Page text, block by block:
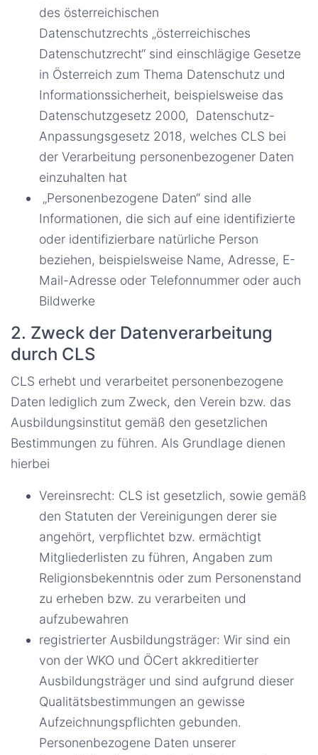
des österreichischen
Datenschutzrechts „österreichisches
Datenschutzrecht“ sind einschlägige Gesetze
in Österreich zum Thema Datenschutz und
Informationssicherheit, beispielsweise das
Datenschutzgesetz 2000, Datenschutz-
Anpassungsgesetz 2018, welches CLS bei
der Verarbeitung personenbezogener Daten
einzuhalten hat
„Personenbezogene Daten“ sind alle
Informationen, die sich auf eine identifizierte
oder identifizierbare natürliche Person
beziehen, beispielsweise Name, Adresse, E-
Mail-Adresse oder Telefonnummer oder auch
Bildwerke
2. Zweck der Datenverarbeitung
durch CLS
CLS erhebt und verarbeitet personenbezogene
Daten lediglich zum Zweck, den Verein bzw. das
Ausbildungsinstitut gemäß den gesetzlichen
Bestimmungen zu führen. Als Grundlage dienen
hierbei
Vereinsrecht: CLS ist gesetzlich, sowie gemäß
den Statuten der Vereinigungen derer sie
angehört, verpflichtet bzw. ermächtigt
Mitgliederlisten zu führen, Angaben zum
Religionsbekenntnis oder zum Personenstand
zu erheben bzw. zu verarbeiten und
aufzubewahren
registrierter Ausbildungsträger: Wir sind ein
von der WKO und ÖCert akkreditierter
Ausbildungsträger und sind aufgrund dieser
Qualitätsbestimmungen an gewisse
Aufzeichnungspflichten gebunden.
Personenbezogene Daten unserer